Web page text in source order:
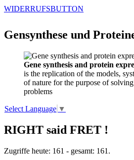
WIDERRUFSBUTTON
Gensynthese und
Gene synthesis and protein
is the replication of the models,
of nature for the purpose of
problems
Select Language ▼
RIGHT said FRET !
Zugriffe heute: 161 - gesamt: 161.